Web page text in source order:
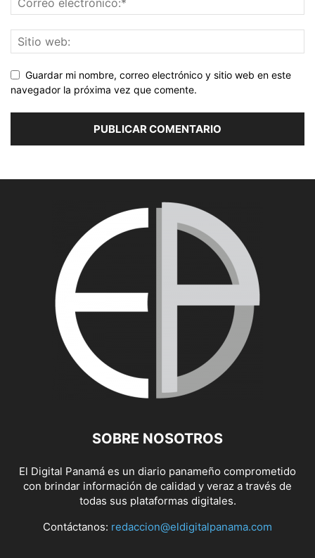
Guardar mi nombre, correo electrónico y sitio web en este
navegador la próxima vez que comente.
SOBRE NOSOTROS
El Digital Panamá es un diario panameño comprometido
con brindar información de calidad y veraz a través de
todas sus plataformas digitales.
Contáctanos: redaccion@eldigitalpanama.com